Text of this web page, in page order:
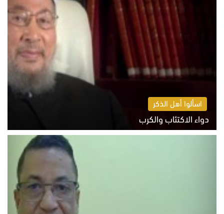
اسألوا أهل الذكر
دواء الاكتئاب والكرب
السبت 8 أغسطس 2026 10:54 ص